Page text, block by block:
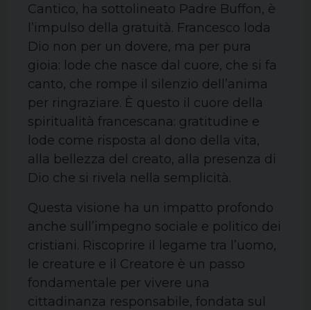
Cantico, ha sottolineato Padre Buffon, è
l’impulso della gratuità. Francesco loda
Dio non per un dovere, ma per pura
gioia: lode che nasce dal cuore, che si fa
canto, che rompe il silenzio dell’anima
per ringraziare. È questo il cuore della
spiritualità francescana: gratitudine e
lode come risposta al dono della vita,
alla bellezza del creato, alla presenza di
Dio che si rivela nella semplicità.
Questa visione ha un impatto profondo
anche sull’impegno sociale e politico dei
cristiani. Riscoprire il legame tra l’uomo,
le creature e il Creatore è un passo
fondamentale per vivere una
cittadinanza responsabile, fondata sul